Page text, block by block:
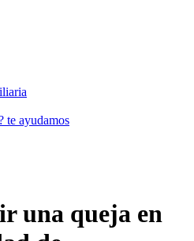
te ayudamos
una queja en